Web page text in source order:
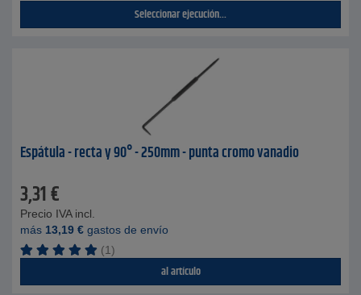
Seleccionar ejecución...
Espátula - recta y 90° - 250mm - punta cromo vanadio
3,31€
Precio IVA incl.
más 13,19 € gastos de envío
(1)
al artículo